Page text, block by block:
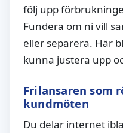
följ upp
Fundera om ni vill
eller separera. Här
kunna justera upp
Frilansaren som
kundmöten
Du delar internet